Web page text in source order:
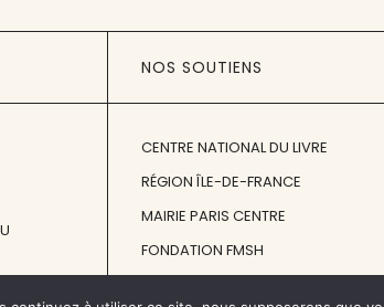
NOS SOUTIENS
CENTRE NATIONAL DU LIVRE
RÉGION ÎLE-DE-FRANCE
MAIRIE PARIS CENTRE
FONDATION FMSH